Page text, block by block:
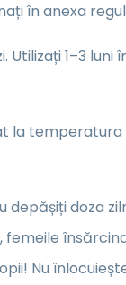
în anexa
Utilizați 1–3 luni
la temperatura
depășiți doza
Nu